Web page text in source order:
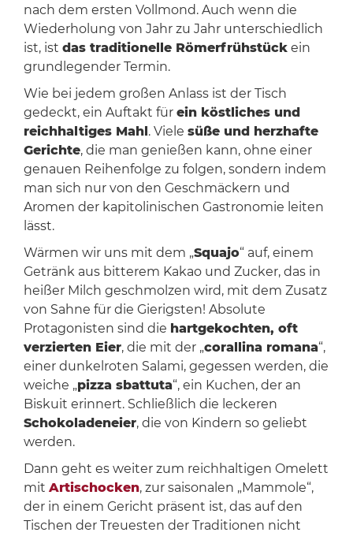
nach dem ersten Vollmond. Auch wenn die
Wiederholung von Jahr zu Jahr unterschiedlich
ist, ist das traditionelle Römerfrühstückein
grundlegender Termin.
Wie bei jedem großen Anlass ist der Tisch
gedeckt, ein Auftakt für ein köstliches und
reichhaltiges Mahl . Viele süße und herzhafte
Gerichte, die man genießen kann, ohne einer
genauen Reihenfolge zu folgen, sondern indem
man sich nur von den Geschmäckern und
Aromen der kapitolinischen Gastronomie leiten
lässt.
Wärmen wir uns mit dem „Squajo“ auf, einem
Getränk aus bitterem Kakao und Zucker, das in
heißer Milch geschmolzen wird, mit dem Zusatz
von Sahne für die Gierigsten! Absolute
Protagonisten sind die hartgekochten, oft
verzierten Eier, die mit der „corallina romana“,
einer dunkelroten Salami, gegessen werden, die
weiche „pizza sbattuta“, ein Kuchen, der an
Biskuit erinnert. Schließlich die leckeren
Schokoladeneier, die von Kindern so geliebt
werden.
Dann geht es weiter zum reichhaltigen Omelett
mit Artischocken, zur saisonalen „Mammole“,
der in einem Gericht präsent ist, das auf den
Tischen der Treuesten der Traditionen nicht